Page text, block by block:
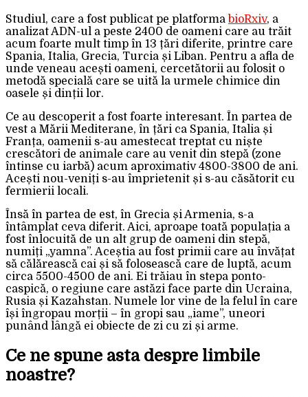
Studiul, care a fost publicat pe platforma bioRxiv, a
analizat ADN-ul a peste 2400 de oameni care au trăit
acum foarte mult timp în 13 țări diferite, printre care
Spania, Italia, Grecia, Turcia și Liban. Pentru a afla de
unde veneau acești oameni, cercetătorii au folosit o
metodă specială care se uită la urmele chimice din
oasele și dinții lor.
Ce au descoperit a fost foarte interesant. În partea de
vest a Mării Mediterane, în țări ca Spania, Italia și
Franța, oamenii s-au amestecat treptat cu niște
crescători de animale care au venit din stepă (zone
întinse cu iarbă) acum aproximativ 4800-3800 de ani.
Acești nou-veniți s-au împrietenit și s-au căsătorit cu
fermierii locali.
Însă în partea de est, în Grecia și Armenia, s-a
întâmplat ceva diferit. Aici, aproape toată populația a
fost înlocuită de un alt grup de oameni din stepă,
numiți „yamna”. Aceștia au fost primii care au învățat
să călărească cai și să folosească care de luptă, acum
circa 5500-4500 de ani. Ei trăiau în stepa ponto-
caspică, o regiune care astăzi face parte din Ucraina,
Rusia și Kazahstan. Numele lor vine de la felul în care
își îngropau morții – în gropi sau „iame”, uneori
punând lângă ei obiecte de zi cu zi și arme.
Ce ne spune asta despre limbile
noastre?